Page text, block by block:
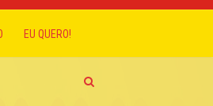
EU QUERO!